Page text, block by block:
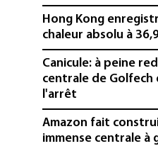
Hong Kong
chaleur absolu à
Canicule: à peine
centrale de Golfech
l'arrêt
Amazon fait
immense centrale à